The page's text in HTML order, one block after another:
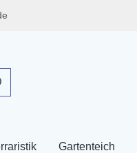
Gartenteich